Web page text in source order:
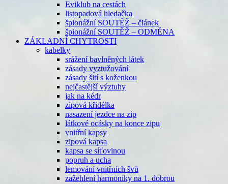
Eviklub na cestách
listopadová hledačka
špionážní SOUTĚŽ – článek
špionážní SOUTĚŽ – ODMĚNA
ZÁKLADNÍ CHYTROSTI
kabelky
srážení bavlněných látek
zásady vyztužování
zásady šití s koženkou
nejčastější výztuhy
jak na kédr
zipová křidélka
nasazení jezdce na zip
látkové ocásky na konce zipu
vnitřní kapsy
zipová kapsa
kapsa se síťovinou
popruh a ucha
lemování vnitřních švů
zažehlení harmoniky na 1. dobrou